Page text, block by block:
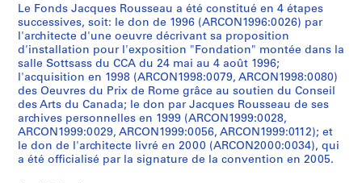
l
e
,
1
9
8
4
AP066.S3.D1
m
p
o
r
a
i
n
e
e
n
o
é
t
i
q
u
e
d
e
l
t
a
l
l
a
t
i
o
n
"
o
s
i
t
i
o
n
"
À
t
o
s
i
t
i
o
n
"
F
o
o
s
i
t
i
o
n
"
A
m
e
r
i
e
d
'
a
r
t
d
o
s
i
t
i
o
n
s
n
o
m
e
n
t
s
d
e
r
é
f
Le Fonds Jacques Rousseau a été constitué en 4 étapes
successives, soit: le don de 1996 (ARCON1996:0026) par
l'architecte d'une oeuvre décrivant sa proposition
d'installation pour l'exposition "Fondation" montée dans la
salle Sottsass du CCA du 24 mai au 4 août 1996;
l'acquisition en 1998 (ARCON1998:0079, ARCON1998:0080)
des Oeuvres du Prix de Rome grâce au soutien du Conseil
des Arts du Canada; le don par Jacques Rousseau de ses
archives personnelles en 1999 (ARCON1999:0028,
ARCON1999:0029, ARCON1999:0056, ARCON1999:0112); et
le don de l'architecte livré en 2000 (ARCON2000:0034), qui
a été officialisé par la signature de la convention en 2005.